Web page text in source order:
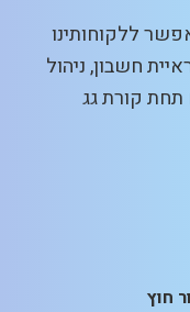
ללקוחותינו
חשבון, ניהול
תחת קורת גג
חוץ